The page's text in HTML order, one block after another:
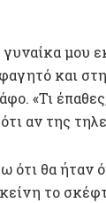
μου
και
«Τι
αν της
ότι θα ήταν
το